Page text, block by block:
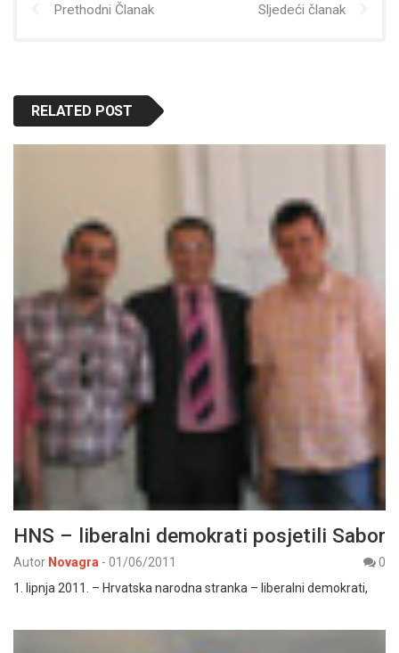
Prethodni Članak Sljedeći članak
RELATED POST
HNS – liberalni demokrati posjetili Sabor
Autor Novagra - 01/06/2011
0
1. lipnja 2011. – Hrvatska narodna stranka – liberalni demokrati,